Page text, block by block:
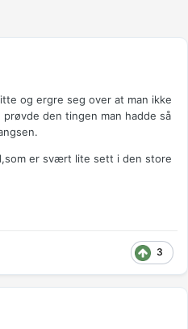
og ergre seg over at man ikke
den tingen man hadde så
er svært lite sett i den store
3